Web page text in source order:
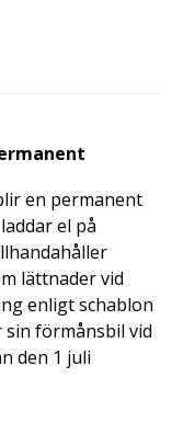
en permanent
el på
lättnader vid
enligt schablon
sin förmånsbil vid
den 1 juli